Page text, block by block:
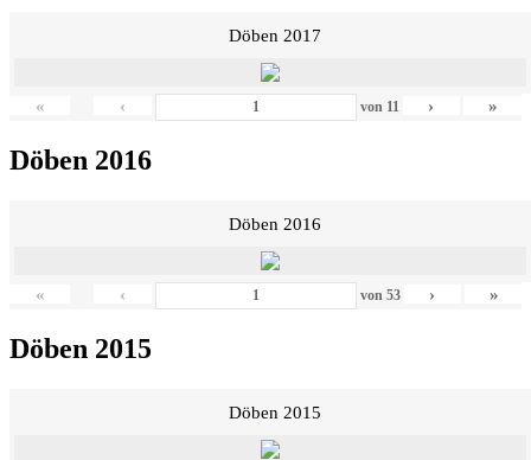
Döben 2017
« ‹ von 11 › »
Döben 2016
Döben 2016
« ‹ von 53 › »
Döben 2015
Döben 2015